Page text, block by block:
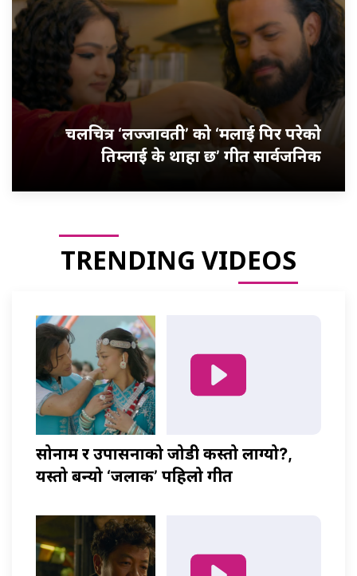
चलचित्र ‘लज्जावती’ को ‘मलाई पिर परेको
तिम्लाई के थाहा छ’ गीत सार्वजनिक
TRENDING VIDEOS
सोनाम र उपासनाको जोडी कस्तो लाग्यो?,
यस्तो बन्यो ‘जलाकी’ पहिलो गीत